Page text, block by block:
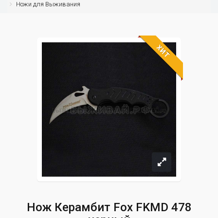
Ножи для Выживания
ХИТ
Нож Керамбит Fox FKMD 478